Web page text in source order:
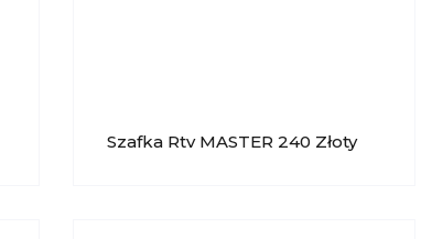
Szafka Rtv MASTER 240 Złoty